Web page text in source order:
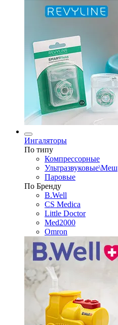
Ингаляторы
По типу
Компрессорные
Ультразвуковые\Меш
Паровые
По Бренду
B.Well
CS Medica
Little Doctor
Med2000
Omron